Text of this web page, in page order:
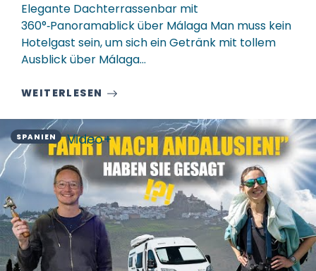
Elegante Dachterrassenbar mit
360°‑Panoramablick über Málaga Man muss kein
Hotelgast sein, um sich ein Getränk mit tollem
Ausblick über Málaga…
WEITERLESEN
SPANIEN Video+